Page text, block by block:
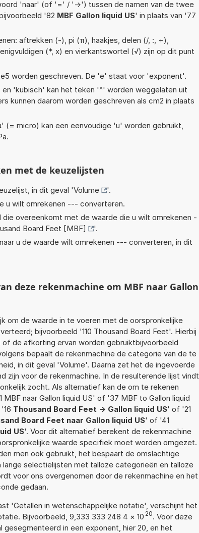
'naar' (of '=' / '->') tussen de namen van de twee
'82 MBF Gallon liquid US' in plaats van '77
aftrekken (-), pi (π), haakjes, delen (/, :, ÷),
(*, x) en vierkantswortel (√) zijn op dit punt
worden geschreven. De 'e' staat voor 'exponent'.
'kubisch' kan het teken '^' worden weggelaten uit
kunnen daarom worden geschreven als cm2 in plaats
(= micro) kan een eenvoudige 'u' worden gebruikt,
met de keuzelijsten
in dit geval 'Volume
'.
u wilt omrekenen --- converteren.
overeenkomt met de waarde die u wilt omrekenen -
Board Feet [MBF]
'.
u de waarde wilt omrekenen --- converteren, in dit
deze rekenmachine om MBF naar Gallon
om de waarde in te voeren met de oorspronkelijke
bijvoorbeeld '110 Thousand Board Feet'. Hierbij
of de afkorting ervan worden gebruiktbijvoorbeeld
bepaalt de rekenmachine de categorie van de te
in dit geval 'Volume'. Daarna zet het de ingevoerde
zijn voor de rekenmachine. In de resulterende lijst vindt
zocht. Als alternatief kan de om te rekenen
naar Gallon liquid US' of '37 MBF to Gallon liquid
Thousand Board Feet -> Gallon liquid US' of '21
Board Feet naar Gallon liquid US' of '41
US'. Voor dit alternatief berekent de rekenmachine
waarde specifiek moet worden omgezet.
men ook gebruikt, het bespaart de omslachtige
selectielijsten met talloze categorieën en talloze
voor ons overgenomen door de rekenmachine en het
gedaan.
'Getallen in wetenschappelijke notatie', verschijnt het
Bijvoorbeeld, 9,333 333 248 4 × 10 20. Voor deze
in een exponent, hier 20, en het